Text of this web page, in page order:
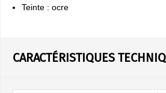
Teinte : ocre
CARACTÉRISTIQUES